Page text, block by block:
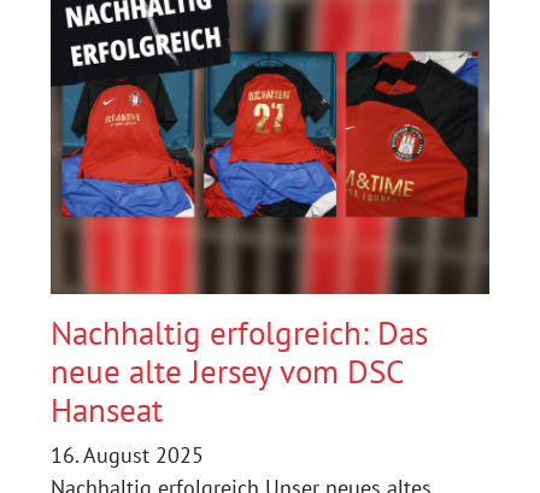
DIE
SIEGERSTRASSE
–
DSC
SCHLÄGT
CROATIA
MIT
6:1
Nachhaltig erfolgreich: Das
neue alte Jersey vom DSC
Hanseat
16. August 2025